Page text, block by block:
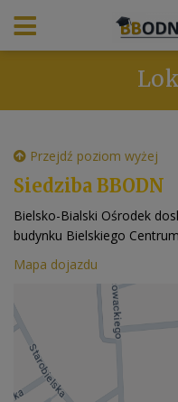
Przejdź poziom wyżej
Siedziba BBODN
Bielsko-Bialski Ośrodek
budynku Bielskiego
Mapa dojazdu